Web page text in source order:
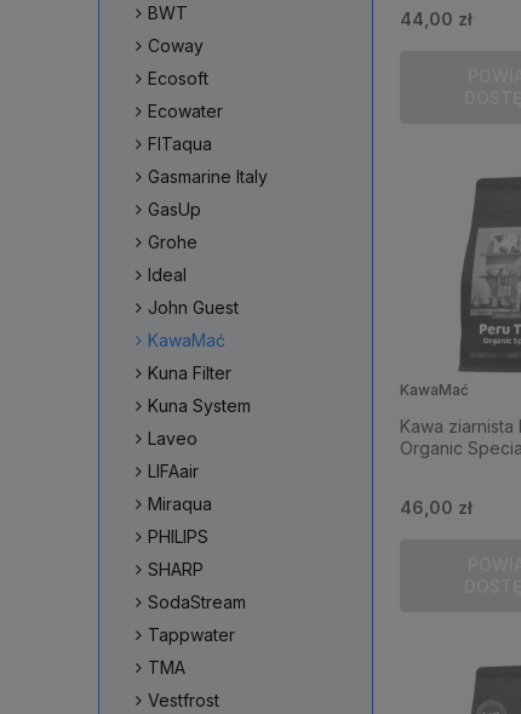
BWT
Coway
Ecosoft
Ecowater
FITaqua
Gasmarine Italy
GasUp
Grohe
Ideal
John Guest
KawaMać
Kuna Filter
Kuna System
Laveo
LIFAair
Miraqua
PHILIPS
SHARP
SodaStream
Tappwater
TMA
Vestfrost
44,00 zł
KawaMać
Kawa ziarnista
Organic
46,00 zł